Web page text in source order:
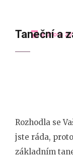
8 února
Taneční a
Rozhodla se
jste ráda,
základním